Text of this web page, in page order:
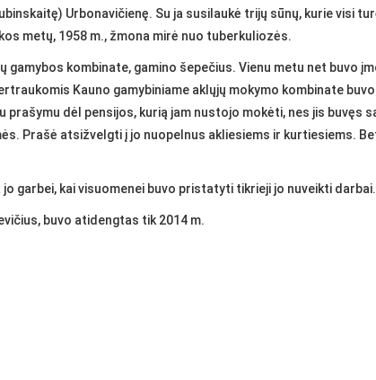
Urbonavičienę. Su ja susilaukė trijų sūnų, kurie visi
metų, 1958 m., žmona mirė nuo tuberkuliozės.
gamybos kombinate, gamino šepečius. Vienu metu net
Kauno gamybiniame aklųjų mokymo kombinate
prašymu dėl pensijos, kurią jam nustojo mokėti, nes jis
Prašė atsižvelgti į jo nuopelnus akliesiems ir kurtiesiems.
garbei, kai visuomenei buvo pristatyti tikrieji jo nuveikti darbai.
buvo atidengtas tik 2014 m.